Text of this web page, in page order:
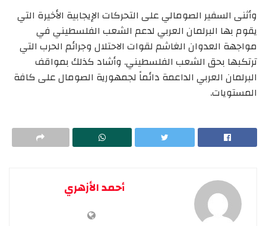
وأثنى السفير الصومالي على التحركات الإيجابية الأخيرة التي
يقوم بها البرلمان العربي لدعم الشعب الفلسطيني في
مواجهة العدوان الغاشم لقوات الاحتلال وجرائم الحرب التي
ترتكبها بحق الشعب الفلسطيني. وأشاد كذلك بمواقف
البرلمان العربي الداعمة دائماً لجمهورية الصومال على كافة
المستويات.
أحمد الأزهري